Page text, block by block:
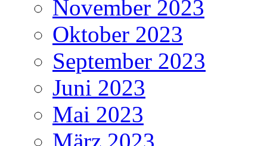
November 2023
Oktober 2023
September 2023
Juni 2023
Mai 2023